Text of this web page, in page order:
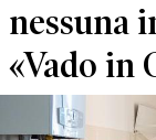
nessuna
«Vado in